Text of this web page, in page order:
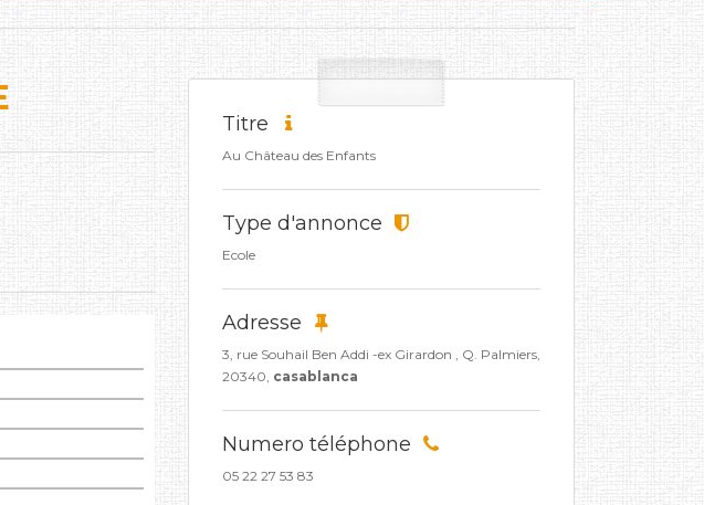
Titre
Au Château des Enfants
Type d'annonce
Ecole
Adresse
3, rue Souhail Ben Addi -ex Girardon , Q. Palmiers,
20340, casablanca
Numero téléphone
05 22 27 53 83